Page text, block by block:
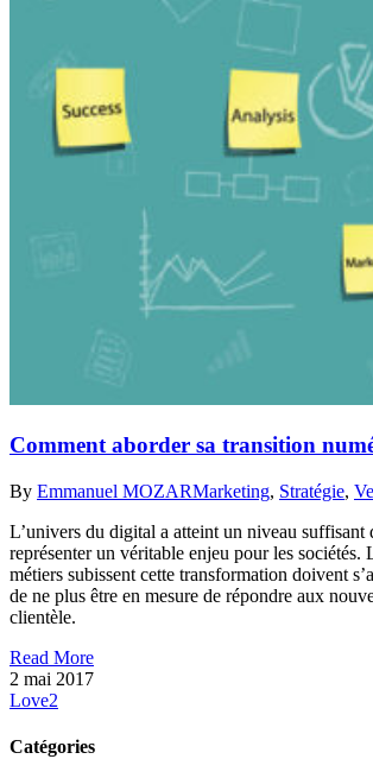
Comment aborder sa transition
By Emmanuel MOZARMarketing, Stratégie,
L’univers du digital a atteint un niveau suffisant
représenter un véritable enjeu pour les sociétés.
métiers subissent cette transformation doivent
de ne plus être en mesure de répondre aux
clientèle.
Read More
2 mai 2017
Love2
Catégories